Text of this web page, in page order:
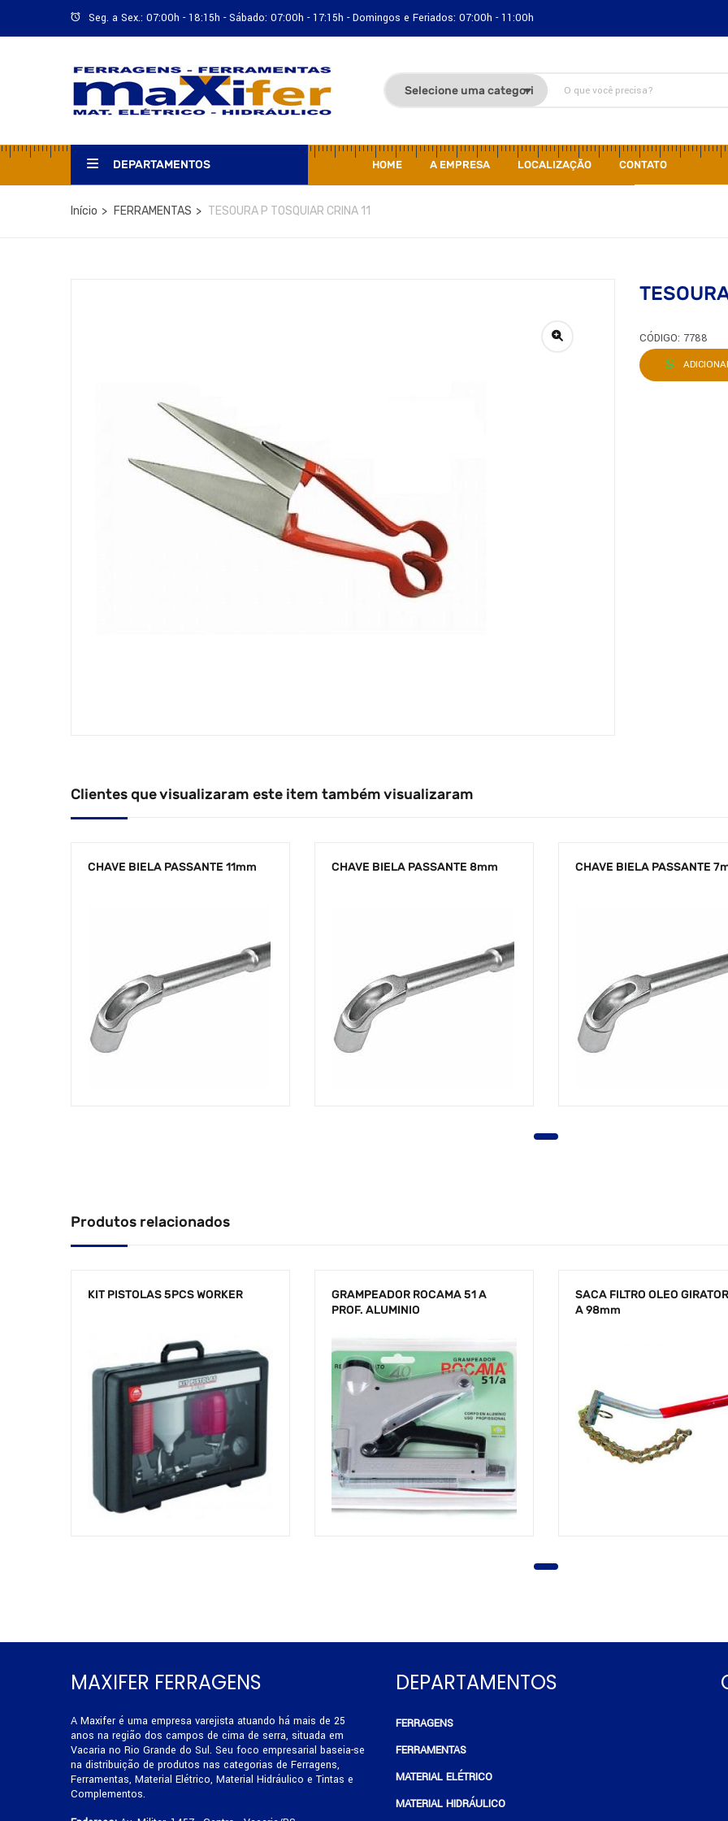
Seg. a Sex.: 07:00h - 18:15h - Sábado: 07:00h - 17:15h - Domingos e Feriados: 07:00h - 11:00h
DEPARTAMENTOS HOME A EMPRESA LOCALIZAÇÃO CONTATO
Início FERRAMENTAS TESOURA P TOSQUIAR CRINA 11
CÓDIGO: 7788
Clientes que visualizaram este item também visualizaram
CHAVE BIELA PASSANTE 11mm CHAVE BIELA PASSANTE 8mm CHAVE BIELA PASSANTE
Produtos relacionados
KIT PISTOLAS 5PCS WORKER
GRAMPEADOR ROCAMA 51 A
PROF. ALUMINIO
SACA FILTRO OLEO
A 98mm
MAXIFER FERRAGENS
A Maxifer é uma empresa varejista atuando há mais de 25
anos na região dos campos de cima de serra, situada em
Vacaria no Rio Grande do Sul. Seu foco empresarial baseia-se
na distribuição de produtos nas categorias de Ferragens,
Ferramentas, Material Elétrico, Material Hidráulico e Tintas e
Complementos.
DEPARTAMENTOS
FERRAGENS
FERRAMENTAS
MATERIAL ELÉTRICO
MATERIAL HIDRÁULICO